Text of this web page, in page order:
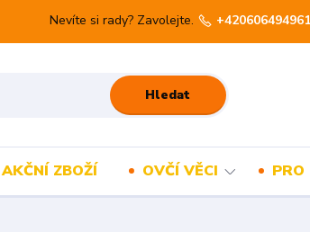
Hledat
Nevíte si rady? Zavolejte. +420606494961
AKČNÍ ZBOŽÍ OVČÍ VĚCI PRO